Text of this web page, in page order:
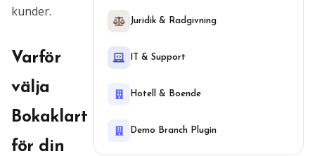
kunder.
Varför
välja
Bokaklart
för din
Juridik & Radgivning
IT & Support
Hotell & Boende
Demo Branch Plugin